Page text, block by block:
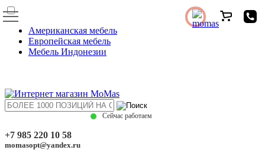
Американская мебель
Европейская мебель
Мебель Индонезии
Сейчас работаем
+7 985 220 10 58
momasopt@yandex.ru